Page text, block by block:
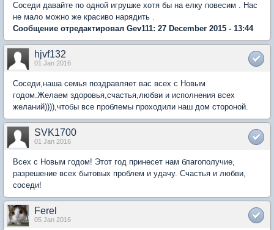
Соседи давайте по одной игрушке хотя бы на елку повесим . Нас
не мало можно же красиво нарядить .
Сообщение отредактировал Gev111: 27 December 2015 - 13:44
hjvf132
01 Jan 2016
Соседи,наша семья поздравляет вас всех с Новым
годом.Желаем здоровья,счастья,любви и исполнения всех
желаний)))),чтобы все проблемы проходили наш дом стороной.
SVK1700
01 Jan 2016
Всех с Новым годом! Этот год принесет нам благополучие,
разрешение всех бытовых проблем и удачу. Счастья и любви,
соседи!
Ferel
05 Jan 2016